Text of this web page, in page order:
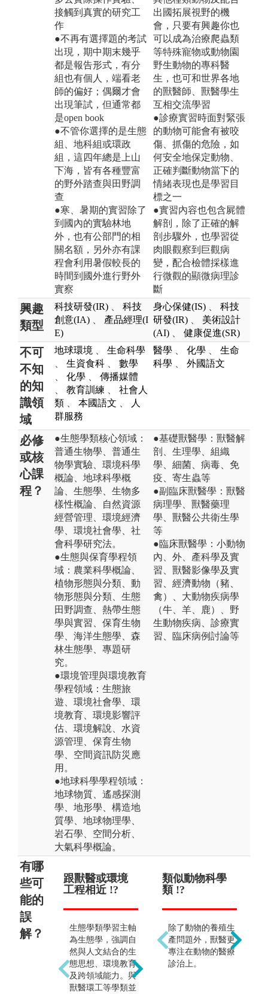
接觸到真實的研究工
作
●不再有選擇題的考試
出現，期中期末幾乎
都是報告形式，有分
組也有個人，端看老
師的偏好；偶爾才會
出現筆試，但通常都
是open book
●不管你選擇的是生態
組、地科組或環政
組，這四年總是上山
下海，皆有各種豐富
的野外踏查與田野調
查
●寒、暑期的實習除了
到國內的實驗林地
外，也有公部門的相
關名額，另外亦有課
程會利用暑假較長的
時間到國外進行野外
實察
出國拓展視野的機
會，只要有興趣你也
可以成為治療爬蟲類
等特殊寵物或動物園
野生動物的專科醫
生，也可和世界各地
的獸醫師、獸醫學生
互相交流學習
●診療實習時面對緊張
的動物可能會有被咬
傷、抓傷的危險，如
何安全地保定動物、
正確判斷動物當下的
情緒表現也是學習目
標之一
●實習內容也包含屍體
解剖，除了正確的解
剖步驟外，也學習從
肉眼觀察到巨觀病
變，配合檢體採樣進
行微觀的顯微病理診
斷
興趣
類型
科技研發(IR)
科技
創意(IA)
產品經理(I
E)
身心保健(IS)
科技
研發(IR)
美術設計
(AI)
健康促進(SR)
不可
不知
的知
識領
域
地球環境
生命科學
生資食科
數學
化學
傳播媒體
教育訓練
社會人
類
本國語文
人
群服務
醫學 化學
生命
科學
外國語文
必修
或核
心課
程？
●生態學類核心領域：
普通生物學、普通生
物學實驗、環境科學
概論、地球科學概
論、生態學、生物多
樣性概論、自然資源
經營管理、環境經濟
學、環境社會學、社
會科學研究法。
●生態與保育學程領
域：農業科學概論、
植物形態與分類、動
物形態與分類、生態
田野調查、熱帶生態
學與實習、保育生物
學、海洋生態學、森
林生態學、專題研
究。
●環境管理與環境教育
學程領域：生態旅
遊、環境社會學、環
境教育、環境影響評
估、環境解說、水資
源管理、保育生物
學、空間資訊防災應
用。
●地球科學學程領域：
地球物質、遙感探測
學、地形學、構造地
質學、地球物理學、
岩石學、空間分析、
大氣科學概論。
●基礎獸醫學：獸醫解
剖、生理學、組織
學、細菌、病毒、免
疫、寄生蟲等
●副臨床獸醫學：獸醫
病理學、獸醫藥理
學、獸醫公共衛生學
等
●臨床獸醫學：小動物
內、外、產科學及實
習、獸醫影像學及實
習、經濟動物（豬、
禽）、大動物疾病學
（牛、羊、鹿）、野
生動物疾病、診療實
習、臨床病例討論等
有哪
些可
能的
誤
解？
跟獸醫或環境
工程相近 !?
生態學類學習主軸
為生態學，強調自
然與人文結合的生
態思想、環境教育
及跨領域能力。與
獸醫環工等學類並
前途堪憂 !?
學類最大的誤解。
事實上，社會需要
許多具有生態背景
的人才，因此在政
類似動物科學
類 !?
除了動物的養殖生
產問題外，獸醫更
專注在動物的醫療
診治上。